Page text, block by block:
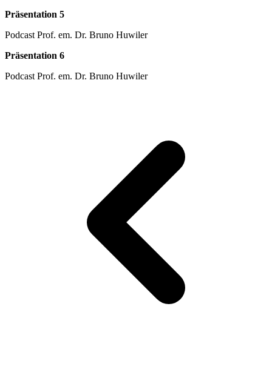
Präsentation 5
Podcast Prof. em. Dr. Bruno Huwiler
Präsentation 6
Podcast Prof. em. Dr. Bruno Huwiler